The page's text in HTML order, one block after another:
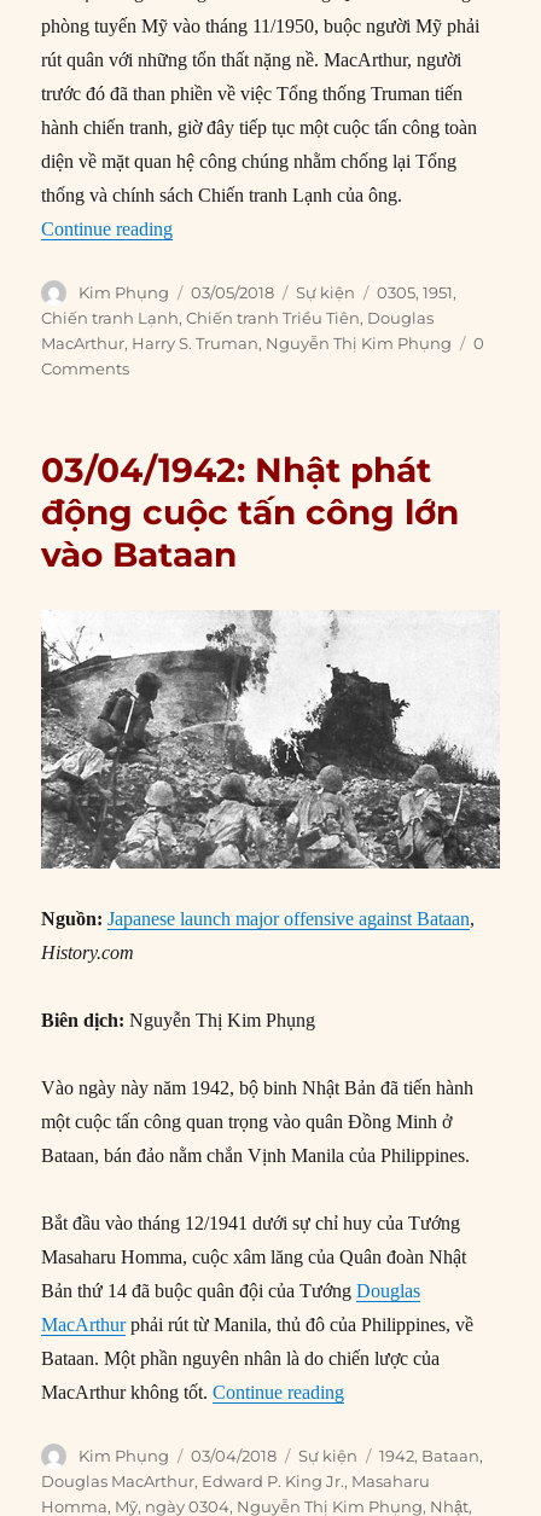
phòng tuyến Mỹ vào tháng 11/1950, buộc người Mỹ phải
rút quân với những tổn thất nặng nề. MacArthur, người
trước đó đã than phiền về việc Tổng thống Truman tiến
hành chiến tranh, giờ đây tiếp tục một cuộc tấn công toàn
diện về mặt quan hệ công chúng nhằm chống lại Tổng
thống và chính sách Chiến tranh Lạnh của ông.
Continue reading“03/05/1951: Quốc Hội điều trần việc bãi
Author
Kim Phụng
Posted
on
03/05/2018 Categories
Sự kiện Tags
0305,1951,
Chiến tranh Lạnh,Chiến tranh Triều Tiên, Douglas
MacArthur, Harry S. Truman, Nguyễn Thị Kim Phụng
0
Comments
03/04/1942: Nhật phát
động cuộc tấn công lớn
vào Bataan
Nguồn:Japanese launch major offensive against Bataan,
History.com
Biên dịch: Nguyễn Thị Kim Phụng
Vào ngày này năm 1942, bộ binh Nhật Bản đã tiến hành
một cuộc tấn công quan trọng vào quân Đồng Minh ở
Bataan, bán đảo nằm chắn Vịnh Manila của Philippines.
Bắt đầu vào tháng 12/1941 dưới sự chỉ huy của Tướng
Masaharu Homma, cuộc xâm lăng của Quân đoàn Nhật
Bản thứ 14 đã buộc quân đội của TướngDouglas
MacArthurphải rút từ Manila, thủ đô của Philippines, về
Bataan. Một phần nguyên nhân là do chiến lược của
MacArthur không tốt.Continue reading“03/04/1942: Nhật phát
Author
Kim Phụng
Posted
on
03/04/2018 Categories
Sự kiện Tags
1942, Bataan,
Douglas MacArthur, Edward P. King Jr., Masaharu
Homma, Mỹ, ngày 0304, Nguyễn Thị Kim Phụng, Nhật,